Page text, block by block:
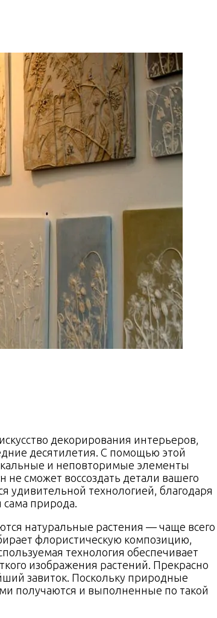
декорирования интерьеров,
десятилетия. С помощью этой
и неповторимые элементы
не сможет воссоздать детали вашего
удивительной технологией, благодаря
сама природа.
натуральные растения — чаще всего
флористическую композицию,
технология обеспечивает
изображения растений. Прекрасно
завиток. Поскольку природные
получаются и выполненные по такой